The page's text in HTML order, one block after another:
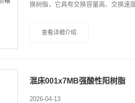
换树脂，它具有交换容量高、交换速
查看详细介绍
混床001x7MB强酸性阳树脂
2026-04-13